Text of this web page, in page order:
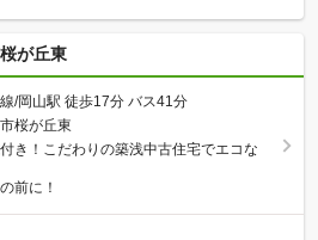
が丘東
/岡山駅 徒歩17分 バス41分
桜が丘東
き！こだわりの築浅中古住宅でエコな
前に！